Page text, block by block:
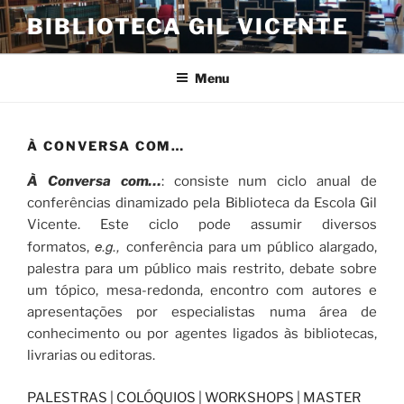
Saltar
para
o
BIBLIOTECA GIL VICENTE
Menu
À CONVERSA COM…
À Conversa com…: consiste num ciclo anual de
conferências dinamizado pela Biblioteca da Escola Gil
Vicente. Este ciclo pode assumir diversos
formatos, e.g., conferência para um público alargado,
palestra para um público mais restrito, debate sobre
um tópico, mesa-redonda, encontro com autores e
apresentações por especialistas numa área de
conhecimento ou por agentes ligados às bibliotecas,
livrarias ou editoras.
PALESTRAS | COLÓQUIOS | WORKSHOPS | MASTER